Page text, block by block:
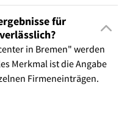
für
in Bremen" werden
Merkmal ist die Angabe
Firmeneinträgen.